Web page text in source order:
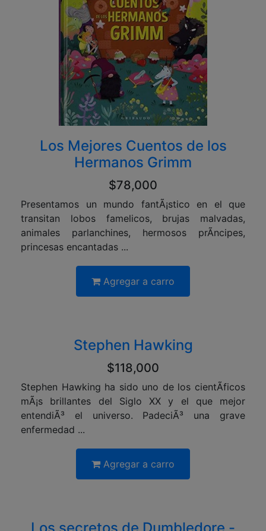
Los Mejores Cuentos de los
Hermanos Grimm
$78,000
Presentamos un mundo fantÃ¡stico en el que
transitan lobos famelicos, brujas malvadas,
animales parlanchines, hermosos prÃ­ncipes,
princesas encantadas ...
Agregar a carro
Stephen Hawking
$118,000
Stephen Hawking ha sido uno de los cientÃ­ficos
mÃ¡s brillantes del Siglo XX y el que mejor
entendiÃ³ el universo. PadeciÃ³ una grave
enfermedad ...
Agregar a carro